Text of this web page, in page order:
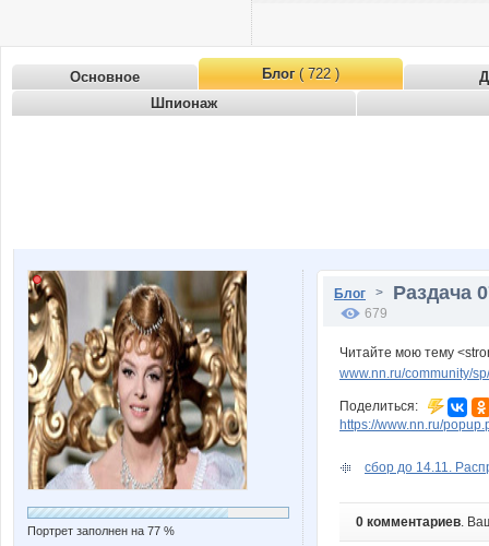
Основное Блог( 722 )
Шпионаж
Портрет заполнен на 77 %
Блог > Раздача
679
Читайте мою тему
www.nn.ru/community/
Поделиться:
https://www.nn.ru/
cбор до 14.11.
0 комментариев.